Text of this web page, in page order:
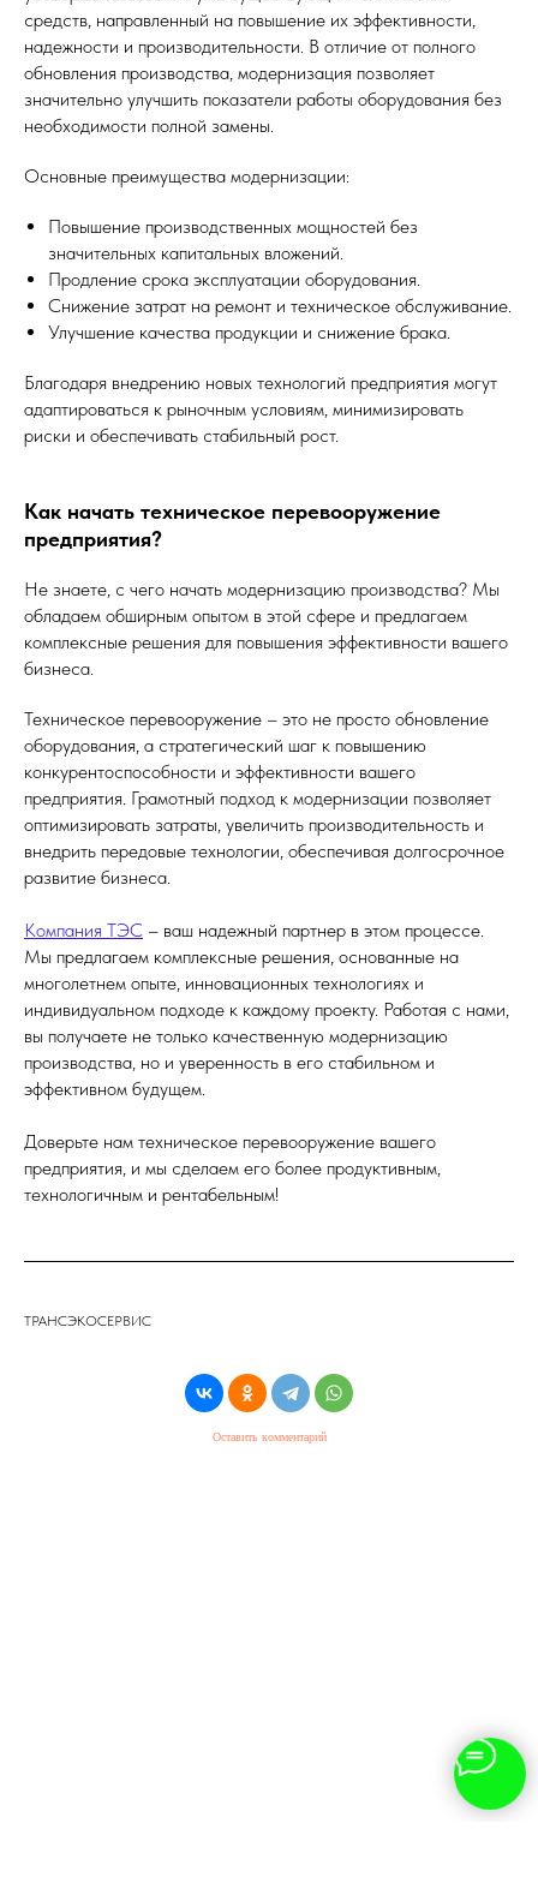
средств, направленный на повышение их эффективности,
надежности и производительности. В отличие от полного
обновления производства, модернизация позволяет
значительно улучшить показатели работы оборудования без
необходимости полной замены.
Основные преимущества модернизации:
Повышение производственных мощностей без
значительных капитальных вложений.
Продление срока эксплуатации оборудования.
Снижение затрат на ремонт и техническое обслуживание.
Улучшение качества продукции и снижение брака.
Благодаря внедрению новых технологий предприятия могут
адаптироваться к рыночным условиям, минимизировать
риски и обеспечивать стабильный рост.
Как начать техническое перевооружение
предприятия?
Не знаете, с чего начать модернизацию производства? Мы
обладаем обширным опытом в этой сфере и предлагаем
комплексные решения для повышения эффективности вашего
бизнеса.
Техническое перевооружение – это не просто обновление
оборудования, а стратегический шаг к повышению
конкурентоспособности и эффективности вашего
предприятия. Грамотный подход к модернизации позволяет
оптимизировать затраты, увеличить производительность и
внедрить передовые технологии, обеспечивая долгосрочное
развитие бизнеса.
Компания ТЭС – ваш надежный партнер в этом процессе.
Мы предлагаем комплексные решения, основанные на
многолетнем опыте, инновационных технологиях и
индивидуальном подходе к каждому проекту. Работая с нами,
вы получаете не только качественную модернизацию
производства, но и уверенность в его стабильном и
эффективном будущем.
Доверьте нам техническое перевооружение вашего
предприятия, и мы сделаем его более продуктивным,
технологичным и рентабельным!
ТРАНСЭКОСЕРВИС
Оставить комментарий